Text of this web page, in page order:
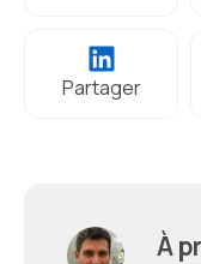
Partager
À